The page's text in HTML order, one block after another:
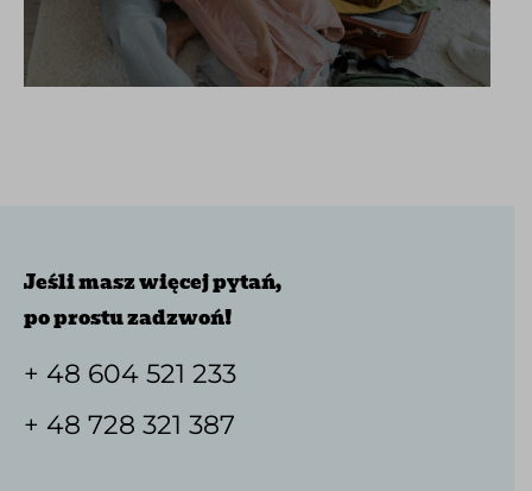
Jeśli masz więcej pytań,
po prostu zadzwoń!
+ 48 604 521 233
+ 48 728 321 387